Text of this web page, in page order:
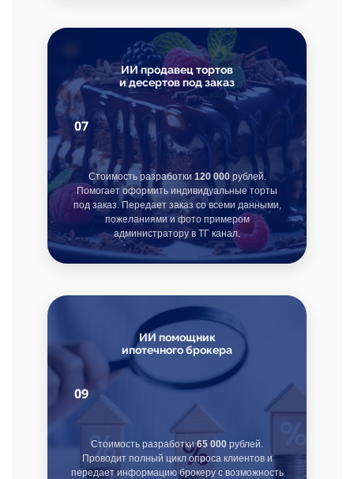
ИИ продавец тортов
и десертов под заказ
07
Стоимость разработки 120 000рублей.
Помогает оформить индивидуальные торты
под заказ. Передает заказ со всеми данными,
пожеланиями и фото примером
администратору в ТГ канал.
ИИ помощник
ипотечного брокера
09
Стоимость разработки 65 000 рублей.
Проводит полный цикл опроса клиентов и
передает информацию брокеру с возможность